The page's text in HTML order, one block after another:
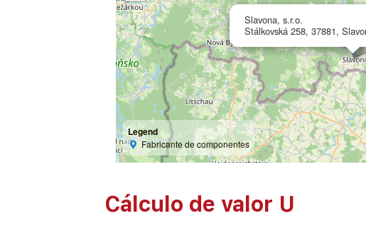
Slavona, s.r.o.
Stálkovská 258, 37881,
Legend
Fabricante de componentes
Cálculo de valor U